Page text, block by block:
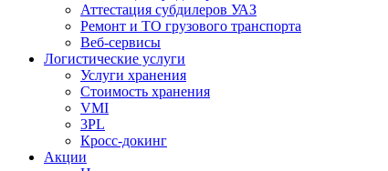
Аттестация субдилеров УАЗ
Ремонт и ТО грузового транспорта
Веб-сервисы
Логистические услуги
Услуги хранения
Стоимость хранения
VMI
3PL
Кросс-докинг
Акции